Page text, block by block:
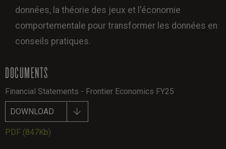
données, la théorie des jeux et l'économie
comportementale pour transformer les données en
conseils pratiques.
DOCUMENTS
Financial Statements - Frontier Economics FY25
DOWNLOAD
PDF (847Kb)